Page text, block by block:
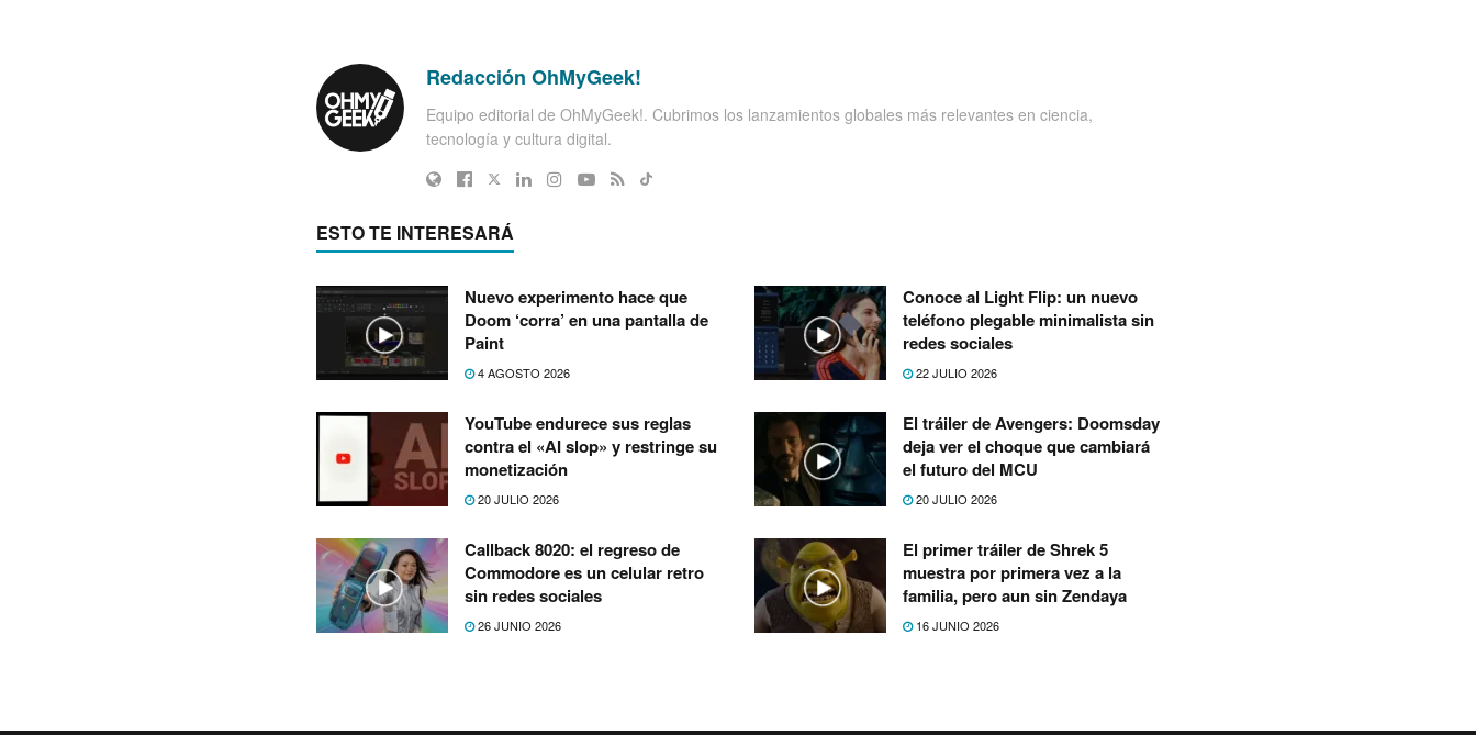
Redacción OhMyGeek!
Equipo editorial de OhMyGeek!. Cubrimos los lanzamientos globales más relevantes en ciencia,
tecnología y cultura digital.
ESTO TE INTERESARÁ
Nuevo experimento hace que
Doom ‘corra’ en una pantalla de
Paint
4 AGOSTO 2026
Conoce al Light Flip: un nuevo
teléfono plegable minimalista sin
redes sociales
22 JULIO 2026
YouTube endurece sus reglas
contra el «AI slop» y restringe su
monetización
20 JULIO 2026
El tráiler de Avengers: Doomsday
deja ver el choque que cambiará
el futuro del MCU
20 JULIO 2026
Callback 8020: el regreso de
Commodore es un celular retro
sin redes sociales
26 JUNIO 2026
El primer tráiler de Shrek 5
muestra por primera vez a la
familia, pero aun sin Zendaya
16 JUNIO 2026